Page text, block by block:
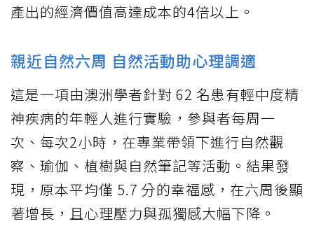
產出的經濟價值高達成本的4倍以上。
親近自然六周 自然活動助心理調適
這是一項由澳洲學者針對 62 名患有輕中度精
神疾病的年輕人進行實驗，參與者每周一
次、每次2小時，在專業帶領下進行自然觀
察、瑜伽、植樹與自然筆記等活動。結果發
現，原本平均僅 5.7 分的幸福感，在六周後顯
著增長，且心理壓力與孤獨感大幅下降。